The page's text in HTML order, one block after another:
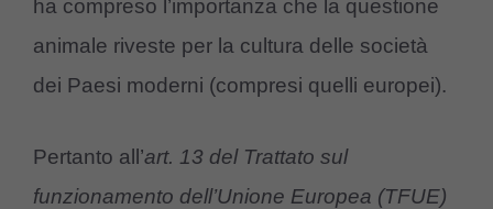
ha compreso l’importanza che la questione
animale riveste per la cultura delle società
dei Paesi moderni (compresi quelli europei).
Pertanto all’art. 13 del Trattato sul
funzionamento dell’Unione Europea (TFUE)